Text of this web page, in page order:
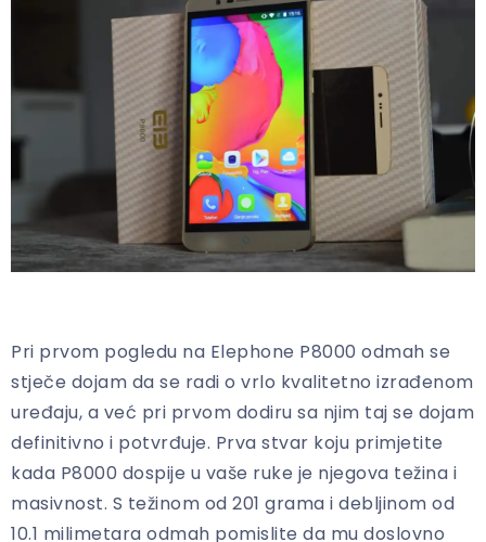
Pri prvom pogledu na Elephone P8000 odmah se
stječe dojam da se radi o vrlo kvalitetno izrađenom
uređaju, a već pri prvom dodiru sa njim taj se dojam
definitivno i potvrđuje. Prva stvar koju primjetite
kada P8000 dospije u vaše ruke je njegova težina i
masivnost. S težinom od 201 grama i debljinom od
10.1 milimetara odmah pomislite da mu doslovno